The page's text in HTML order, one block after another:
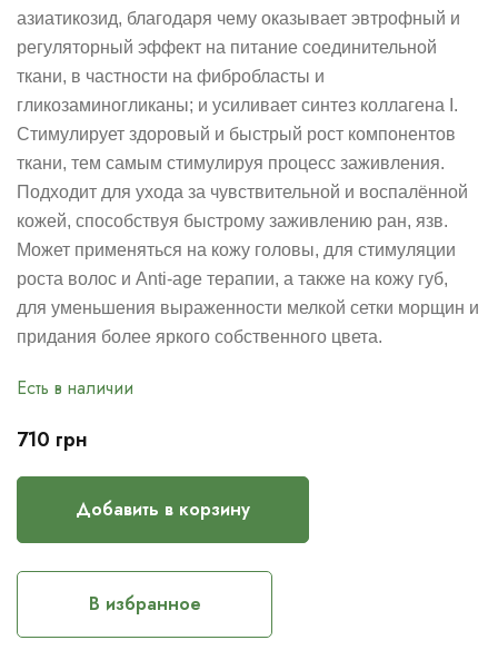
азиатикозид, благодаря чему оказывает эвтрофный и
регуляторный эффект на питание соединительной
ткани, в частности на фибробласты и
гликозаминогликаны; и усиливает синтез коллагена I.
Стимулирует здоровый и быстрый рост компонентов
ткани, тем самым стимулируя процесс заживления.
Подходит для ухода за чувствительной и воспалённой
кожей, способствуя быстрому заживлению ран, язв.
Может применяться на кожу головы, для стимуляции
роста волос и Anti-age терапии, а также на кожу губ,
для уменьшения выраженности мелкой сетки морщин и
придания более яркого собственного цвета.
Есть в наличии
710 грн
Добавить в корзину
В избранное